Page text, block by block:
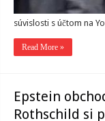
súvislosti s účtom na
Read More »
Epstein
Rothschild si